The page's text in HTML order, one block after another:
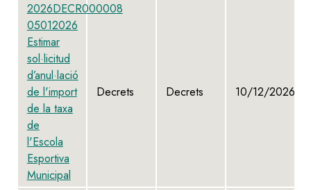
2026DECR000008
05012026
Estimar
sol·licitud
d’anul·lació
de l'import
de la taxa
de
l'Escola
Esportiva
Municipal
Decrets Decrets 10/12/2026